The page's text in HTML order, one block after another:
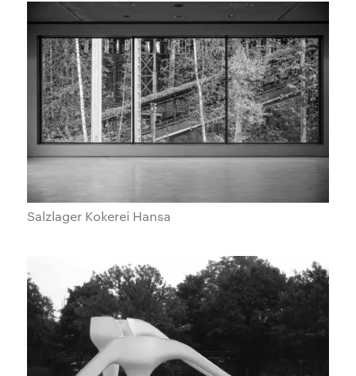
Salzlager Kokerei Hansa